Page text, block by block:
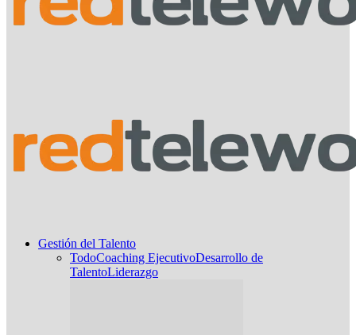
Gestión del Talento
TodoCoaching EjecutivoDesarrollo de
TalentoLiderazgo